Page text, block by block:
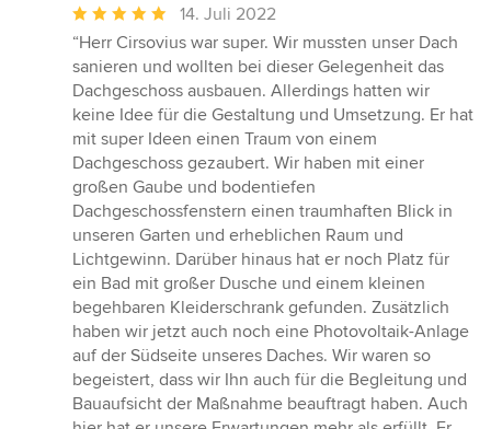
Durchschnittliche
Bewertung:
5
von
5
Sternen
14. Juli 2022
“Herr Cirsovius war super. Wir mussten unser Dach
sanieren und wollten bei dieser Gelegenheit das
Dachgeschoss ausbauen. Allerdings hatten wir
keine Idee für die Gestaltung und Umsetzung. Er hat
mit super Ideen einen Traum von einem
Dachgeschoss gezaubert. Wir haben mit einer
großen Gaube und bodentiefen
Dachgeschossfenstern einen traumhaften Blick in
unseren Garten und erheblichen Raum und
Lichtgewinn. Darüber hinaus hat er noch Platz für
ein Bad mit großer Dusche und einem kleinen
begehbaren Kleiderschrank gefunden. Zusätzlich
haben wir jetzt auch noch eine Photovoltaik-Anlage
auf der Südseite unseres Daches. Wir waren so
begeistert, dass wir Ihn auch für die Begleitung und
Bauaufsicht der Maßnahme beauftragt haben. Auch